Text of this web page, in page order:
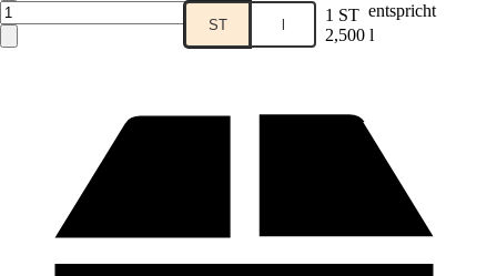
ST l 1 ST entspricht
2,500 l